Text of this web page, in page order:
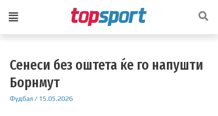
Сенеси без оштета ќе го напушти
Борнмут
Фудбал / 15.05.2026